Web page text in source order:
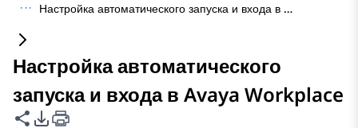
··· Настройка автоматического запуска и входа в Avaya Workplace
Настройка автоматического
запуска и входа в Avaya Workplace
Поделиться этой страницей
Параметры экспорта PDF